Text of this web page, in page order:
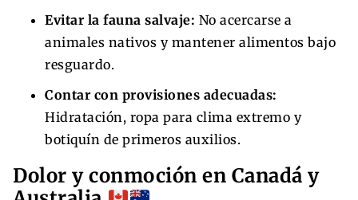
Evitar la fauna salvaje: No acercarse a
animales nativos y mantener alimentos bajo
resguardo.
Contar con provisiones adecuadas:
Hidratación, ropa para clima extremo y
botiquín de primeros auxilios.
Dolor y conmoción en Canadá y